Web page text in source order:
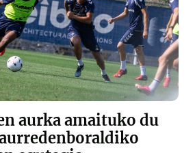
aurka amaituko du